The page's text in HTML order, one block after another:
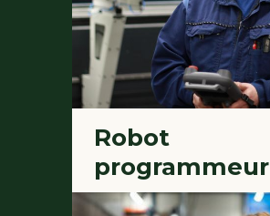
Robot
programmeur